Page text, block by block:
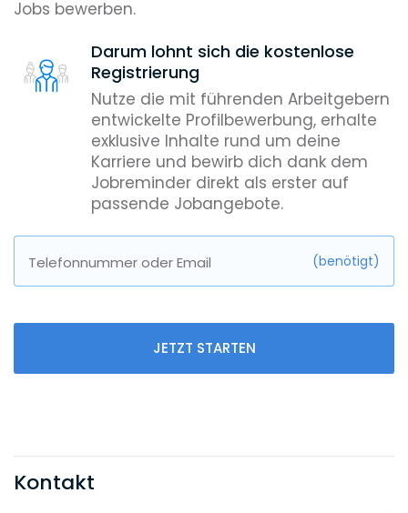
Jobs bewerben.
Darum lohnt sich die kostenlose
Registrierung
Nutze die mit führenden Arbeitgebern
entwickelte Profilbewerbung, erhalte
exklusive Inhalte rund um deine
Karriere und bewirb dich dank dem
Jobreminder direkt als erster auf
passende Jobangebote.
Telefonnummer oder Email (benötigt)
JETZT STARTEN
Kontakt